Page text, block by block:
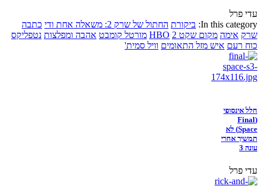
עדי פרל
In this category: ביקורת החתול של שרק 2: משאלה אחת ודי
כתבה
שרק אימה מקום שקט 2 HBO מורטל קומבט אהבה ומפלצות נטפליקס
כוח רעם איש מזל התאומים וויל סמית'
חלל אינסופי
(Final
Space) לא
תמשיך אחרי
עונה 3
עדי פרל